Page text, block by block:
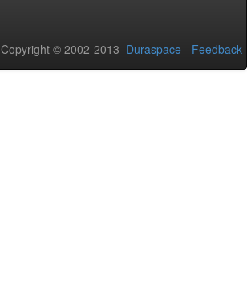
Copyright © 2002-2013 Duraspace - Feedback